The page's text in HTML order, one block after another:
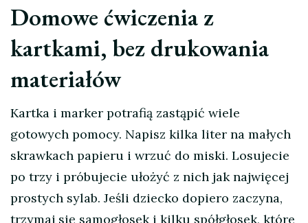
Domowe ćwiczenia z
kartkami, bez drukowania
materiałów
Kartka i marker potrafią zastąpić wiele
gotowych pomocy. Napisz kilka liter na małych
skrawkach papieru i wrzuć do miski. Losujecie
po trzy i próbujecie ułożyć z nich jak najwięcej
prostych sylab. Jeśli dziecko dopiero zaczyna,
trzymaj się samogłosek i kilku spółgłosek, które